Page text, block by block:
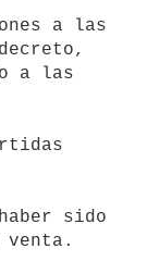
a las